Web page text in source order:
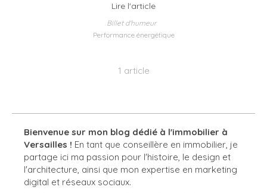
Lire l'article
Billet d'humeur
Performance énergétique
1 article
Bienvenue sur mon blog dédié à l'immobilier à
Versailles ! En tant que conseillère en immobilier, je
partage ici ma passion pour l'histoire, le design et
l'architecture, ainsi que mon expertise en marketing
digital et réseaux sociaux.